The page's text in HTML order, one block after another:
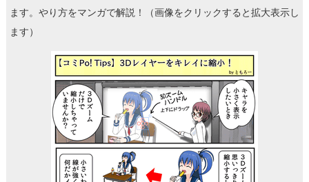
ます。やり方をマンガで解説！（画像をクリックすると拡大表示し
ます）